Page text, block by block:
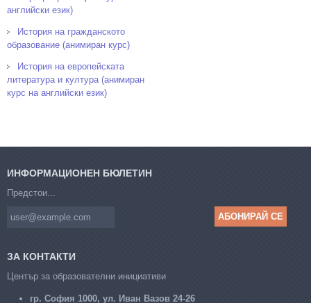
английски език)
История на гражданското
образование (анимиран курс)
История на европейската
литература и култура (анимиран
курс на английски език)
ИНФОРМАЦИОНЕН БЮЛЕТИН
Предстои...
ЗА КОНТАКТИ
Център за образователни инициативи
гр. София 1000, ул. Иван Вазов 24-26